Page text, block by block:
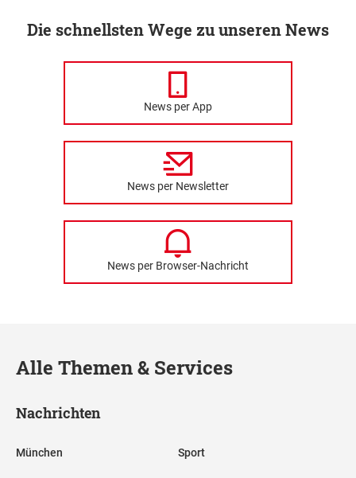
Die schnellsten Wege zu unseren News
News per App
News per Newsletter
News per Browser-Nachricht
Alle Themen & Services
Nachrichten
München Sport